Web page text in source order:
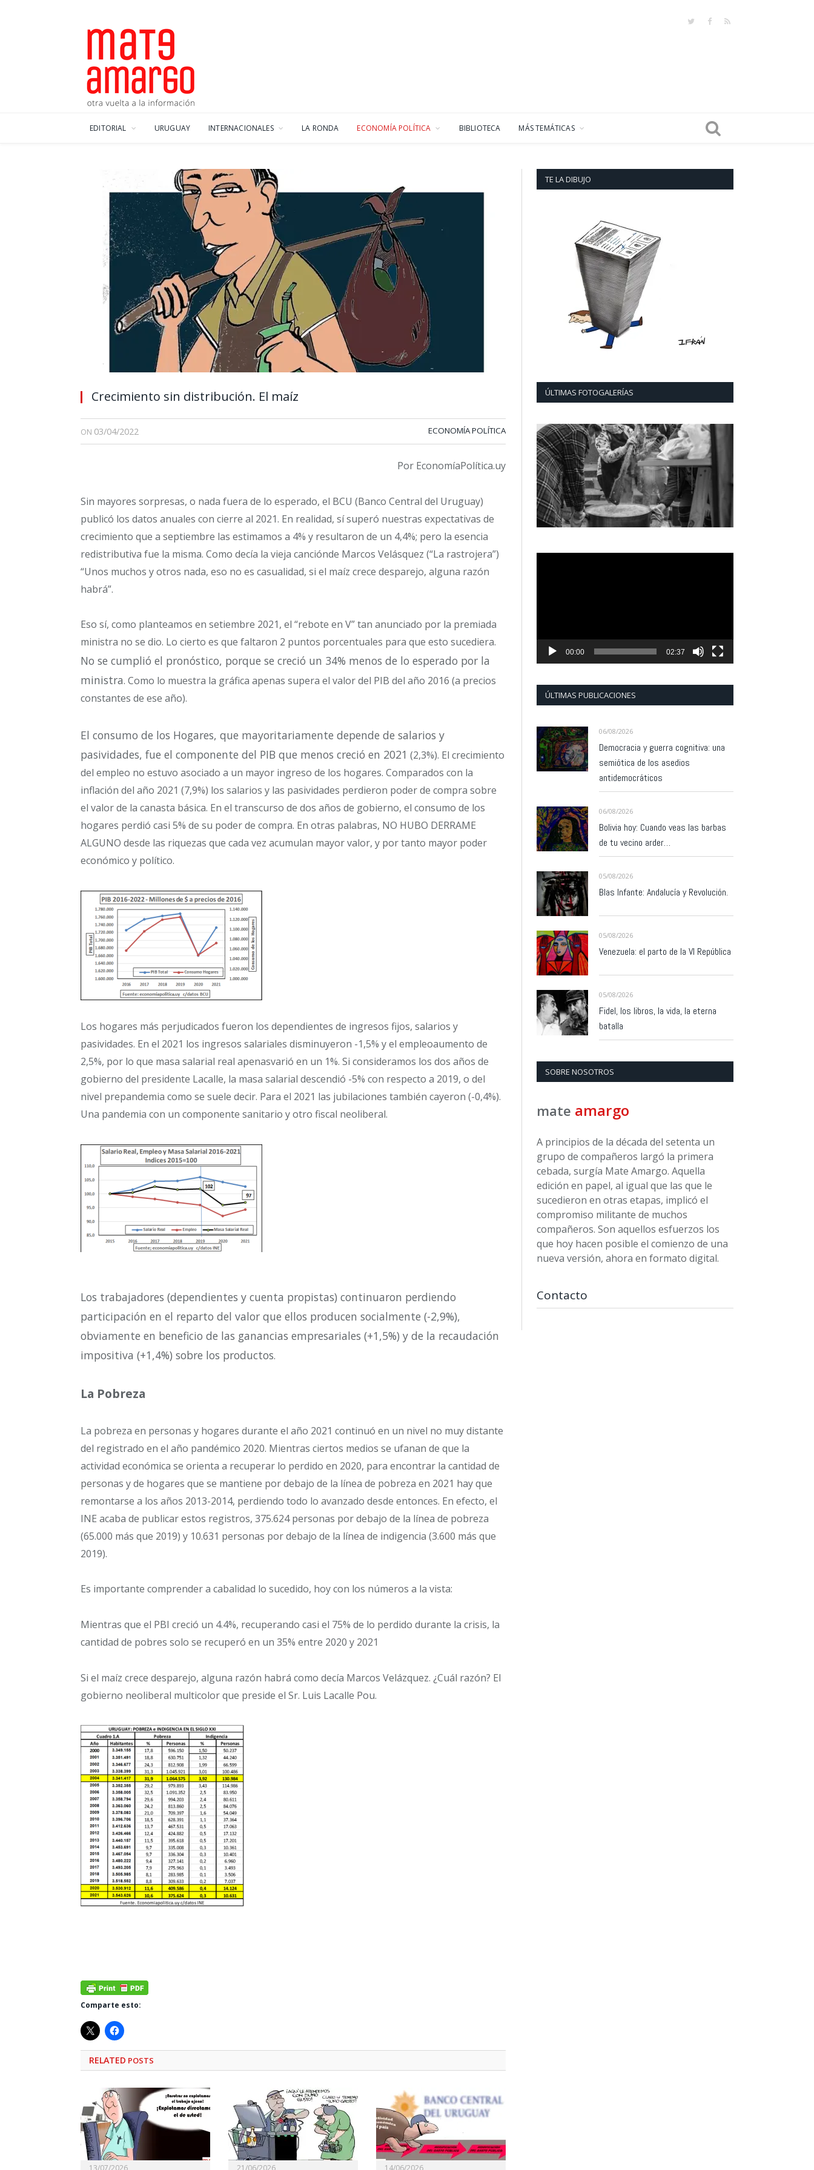
TwitterFacebook
RSS
EDITORIAL URUGUAY INTERNACIONALES LA RONDA ECONOMÍA POLÍTICA BIBLIOTECA MÁS TEMÁTICAS
Crecimiento sin distribución. El maíz
ON 03/04/2022 ECONOMÍA POLÍTICA
Por EconomíaPolítica.uy
Sin mayores sorpresas, o nada fuera de lo esperado, el BCU (Banco Central del Uruguay)
publicó los datos anuales con cierre al 2021. En realidad, sí superó nuestras expectativas de
crecimiento que a septiembre las estimamos a 4% y resultaron de un 4,4%; pero la esencia
redistributiva fue la misma. Como decía la vieja canciónde Marcos Velásquez (“La rastrojera”)
“Unos muchos y otros nada, eso no es casualidad, si el maíz crece desparejo, alguna razón
habrá”.
Eso sí, como planteamos en setiembre 2021, el “rebote en V” tan anunciado por la premiada
ministra no se dio. Lo cierto es que faltaron 2 puntos porcentuales para que esto sucediera.
No se cumplió el pronóstico, porque se creció un 34% menos de lo esperado por la
ministra. Como lo muestra la gráfica apenas supera el valor del PIB del año 2016 (a precios
constantes de ese año).
El consumo de los Hogares, que mayoritariamente depende de salarios y
pasividades, fue el componente del PIB que menos creció en 2021 (2,3%). El crecimiento
del empleo no estuvo asociado a un mayor ingreso de los hogares. Comparados con la
inflación del año 2021 (7,9%) los salarios y las pasividades perdieron poder de compra sobre
el valor de la canasta básica. En el transcurso de dos años de gobierno, el consumo de los
hogares perdió casi 5% de su poder de compra. En otras palabras, NO HUBO DERRAME
ALGUNO desde las riquezas que cada vez acumulan mayor valor, y por tanto mayor poder
económico y político.
Los hogares más perjudicados fueron los dependientes de ingresos fijos, salarios y
pasividades. En el 2021 los ingresos salariales disminuyeron -1,5% y el empleoaumento de
2,5%, por lo que masa salarial real apenasvarió en un 1%. Si consideramos los dos años de
gobierno del presidente Lacalle, la masa salarial descendió -5% con respecto a 2019, o del
nivel prepandemia como se suele decir. Para el 2021 las jubilaciones también cayeron (-0,4%).
Una pandemia con un componente sanitario y otro fiscal neoliberal.
Los trabajadores (dependientes y cuenta propistas) continuaron perdiendo
participación en el reparto del valor que ellos producen socialmente (-2,9%),
obviamente en beneficio de las ganancias empresariales (+1,5%) y de la recaudación
impositiva (+1,4%) sobre los productos.
La Pobreza
La pobreza en personas y hogares durante el año 2021 continuó en un nivel no muy distante
del registrado en el año pandémico 2020. Mientras ciertos medios se ufanan de que la
actividad económica se orienta a recuperar lo perdido en 2020, para encontrar la cantidad de
personas y de hogares que se mantiene por debajo de la línea de pobreza en 2021 hay que
remontarse a los años 2013-2014, perdiendo todo lo avanzado desde entonces. En efecto, el
INE acaba de publicar estos registros, 375.624 personas por debajo de la línea de pobreza
(65.000 más que 2019) y 10.631 personas por debajo de la línea de indigencia (3.600 más que
2019).
Es importante comprender a cabalidad lo sucedido, hoy con los números a la vista:
Mientras que el PBI creció un 4.4%, recuperando casi el 75% de lo perdido durante la crisis, la
cantidad de pobres solo se recuperó en un 35% entre 2020 y 2021
Si el maíz crece desparejo, alguna razón habrá como decía Marcos Velázquez. ¿Cuál razón? El
gobierno neoliberal multicolor que preside el Sr. Luis Lacalle Pou.
Comparte esto:
RELATED POSTS
TE LA DIBUJO
ÚLTIMAS FOTOGALERÍAS
00:00 02:37
ÚLTIMAS PUBLICACIONES
06/08/2026
Democracia y guerra cognitiva: una
semiótica de los asedios
antidemocráticos
06/08/2026
Bolivia hoy: Cuando veas las barbas
de tu vecino arder…
05/08/2026
Blas Infante: Andalucía y Revolución.
05/08/2026
Venezuela: el parto de la VI República
05/08/2026
Fidel, los libros, la vida, la eterna
batalla
SOBRE NOSOTROS
mate amargo
A principios de la década del setenta un
grupo de compañeros largó la primera
cebada, surgía Mate Amargo. Aquella
edición en papel, al igual que las que le
sucedieron en otras etapas, implicó el
compromiso militante de muchos
compañeros. Son aquellos esfuerzos los
que hoy hacen posible el comienzo de una
nueva versión, ahora en formato digital.
Contacto